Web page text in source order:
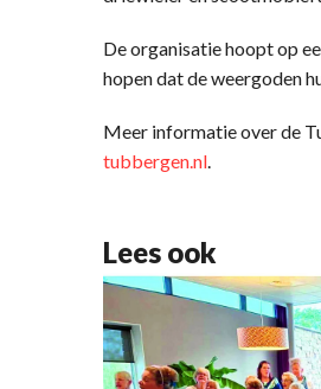
De organisatie hoopt op
hopen dat de weergoden
Meer informatie over de
tubbergen.nl
Lees ook